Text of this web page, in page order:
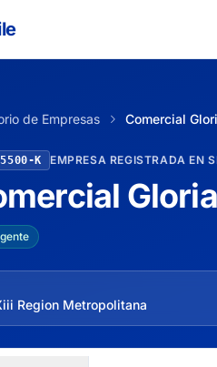
de Empresas Comercial
K EMPRESA REGISTRADA EN
Region Metropolitana